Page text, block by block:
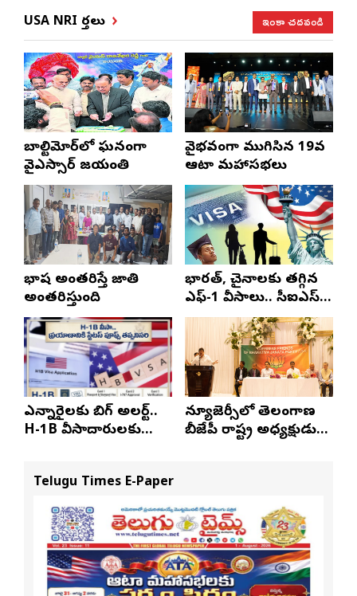
USA NRI వార్తలు ఇంకా చదవండి
బాల్టిమోర్‌లో ఘనంగా
వైఎస్సార్‌ జయంతి
వైభవంగా ముగిసిన 19వ
ఆటా మహాసభలు
భాష అంతరిస్తే జాతి
అంతరిస్తుంది
భారత్, చైనాలకు తగ్గిన
ఎఫ్-1 వీసాలు.. సీఐఎస్
నివేదిక..!
ఎన్నారైలకు బిగ్ అలర్ట్..
H-1B వీసాదారులకు
న్యూజెర్సీలో తెలంగాణ
బీజేపీ రాష్ట్ర అధ్యక్షుడు
Telugu Times E-Paper